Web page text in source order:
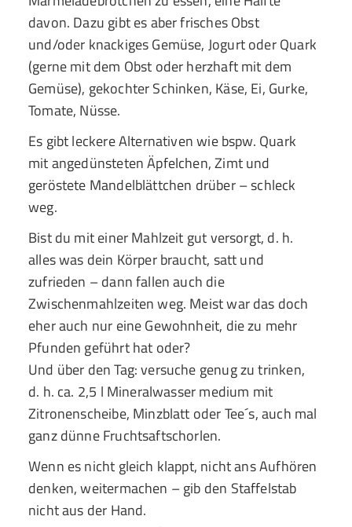
davon. Dazu gibt es aber frisches Obst
und/oder knackiges Gemüse, Jogurt oder Quark
(gerne mit dem Obst oder herzhaft mit dem
Gemüse), gekochter Schinken, Käse, Ei, Gurke,
Tomate, Nüsse.
Es gibt leckere Alternativen wie bspw. Quark
mit angedünsteten Äpfelchen, Zimt und
geröstete Mandelblättchen drüber – schleck
weg.
Bist du mit einer Mahlzeit gut versorgt, d. h.
alles was dein Körper braucht, satt und
zufrieden – dann fallen auch die
Zwischenmahlzeiten weg. Meist war das doch
eher auch nur eine Gewohnheit, die zu mehr
Pfunden geführt hat oder?
Und über den Tag: versuche genug zu trinken,
d. h. ca. 2,5 l Mineralwasser medium mit
Zitronenscheibe, Minzblatt oder Tee´s, auch mal
ganz dünne Fruchtsaftschorlen.
Wenn es nicht gleich klappt, nicht ans Aufhören
denken, weitermachen – gib den Staffelstab
nicht aus der Hand.